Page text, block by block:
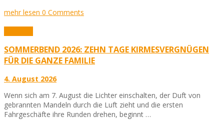
mehr lesen 0 Comments
SOMMERBEND 2026: ZEHN TAGE KIRMESVERGNÜGEN
FÜR DIE GANZE FAMILIE
4. August 2026
Wenn sich am 7. August die Lichter einschalten, der Duft von
gebrannten Mandeln durch die Luft zieht und die ersten
Fahrgeschäfte ihre Runden drehen, beginnt …